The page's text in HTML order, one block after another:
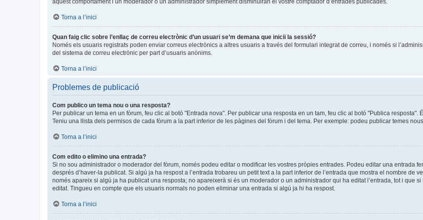
aquest comportament i un moderador o un administrador simplement disminuiran el vostre comptador d’entrades publicades.
Torna a l’inici
Quan faig clic sobre l’enllaç de correu electrònic d’un usuari se’m demana que iniciï la sessió?
Només els usuaris registrats poden enviar correus electrònics a altres usuaris a través del formulari integrat de correu, i només si
del sistema de correu electrònic per part d’usuaris anònims.
Torna a l’inici
Problemes de publicació
Com publico un tema nou o una resposta?
Per publicar un tema en un fòrum, feu clic al botó "Entrada nova". Per publicar una resposta en un tam, feu clic al botó "Publica
Teniu una llista dels permisos de cada fòrum a la part inferior de les pàgines del fòrum i del tema. Per exemple: podeu publicar temes
Torna a l’inici
Com edito o elimino una entrada?
Si no sou administrador o moderador del fòrum, només podeu editar o modificar les vostres pròpies entrades. Podeu editar una entrada
després d’haver-la publicat. Si algú ja ha respost a l’entrada trobareu un petit text a la part inferior de l’entrada que mostra el nombre de
només apareix si algú ja ha publicat una resposta; no apareixerà si és un moderador o un administrador qui ha editat l’entrada, tot i que
editat. Tingueu en compte que els usuaris normals no poden eliminar una entrada si algú ja hi ha respost.
Torna a l’inici